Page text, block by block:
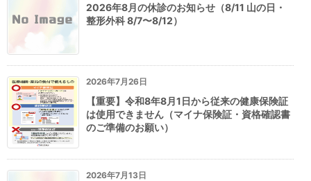
2026年8月の休診のお知らせ（8/11 山の日・
整形外科 8/7〜8/12）
2026年7月26日
【重要】令和8年8月1日から従来の健康保険証
は使用できません（マイナ保険証・資格確認書
のご準備のお願い）
2026年7月13日